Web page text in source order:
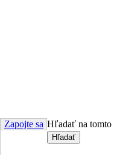
Zapojte sa Hľadať na tomto